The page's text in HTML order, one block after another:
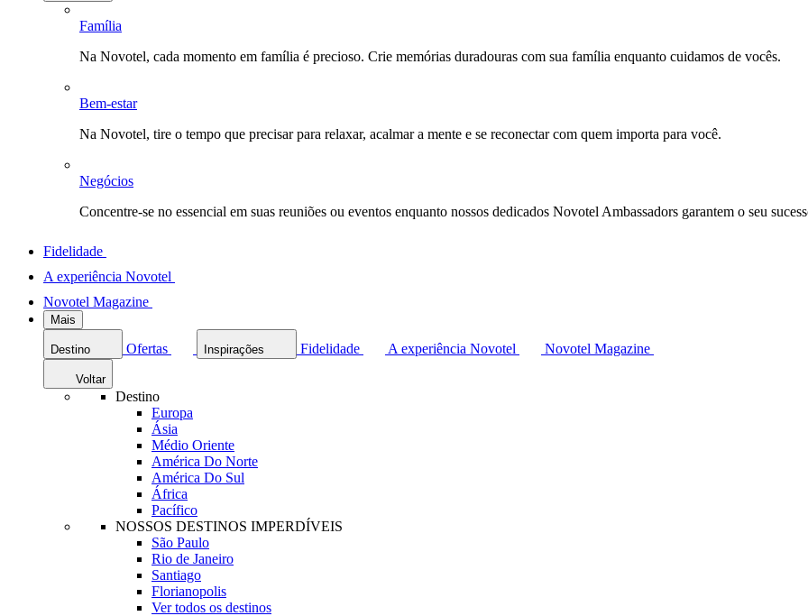
Família
Na Novotel, cada momento em família é precioso. Crie memórias duradouras com sua família enquanto cuidamos de vocês.
Bem-estar
Na Novotel, tire o tempo que precisar para relaxar, acalmar a mente e se reconectar com quem importa para você.
Negócios
Concentre-se no essencial em suas reuniões ou eventos enquanto nossos dedicados Novotel Ambassadors garantem o seu
Fidelidade
A experiência Novotel
Novotel Magazine
Mais
Destino Ofertas Inspirações Fidelidade A experiência Novotel Novotel Magazine
Voltar
Destino
Europa
Ásia
Médio Oriente
América Do Norte
América Do Sul
África
Pacífico
NOSSOS DESTINOS IMPERDÍVEIS
São Paulo
Rio de Janeiro
Santiago
Florianopolis
Ver todos os destinos